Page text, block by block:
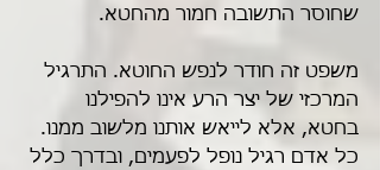
שחוסר התשובה חמור מהחטא.
משפט זה חודר לנפש החוטא. התרגיל
המרכזי של יצר הרע אינו להפילנו
בחטא, אלא לייאש אותנו מלשוב ממנו.
כל אדם רגיל נופל לפעמים, ובדרך כלל